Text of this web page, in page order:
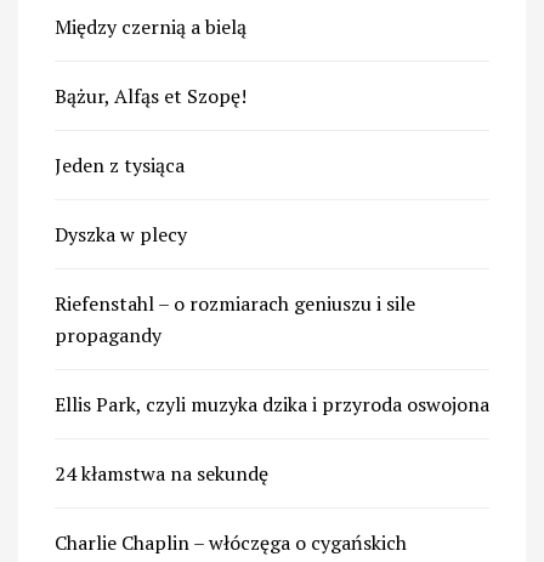
Między czernią a bielą
Bążur, Alfąs et Szopę!
Jeden z tysiąca
Dyszka w plecy
Riefenstahl – o rozmiarach geniuszu i sile
propagandy
Ellis Park, czyli muzyka dzika i przyroda oswojona
24 kłamstwa na sekundę
Charlie Chaplin – włóczęga o cygańskich